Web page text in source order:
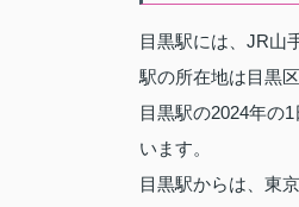
目黒駅には、JR山
駅の所在地は目黒
目黒駅の2024年の
います。
目黒駅からは、東